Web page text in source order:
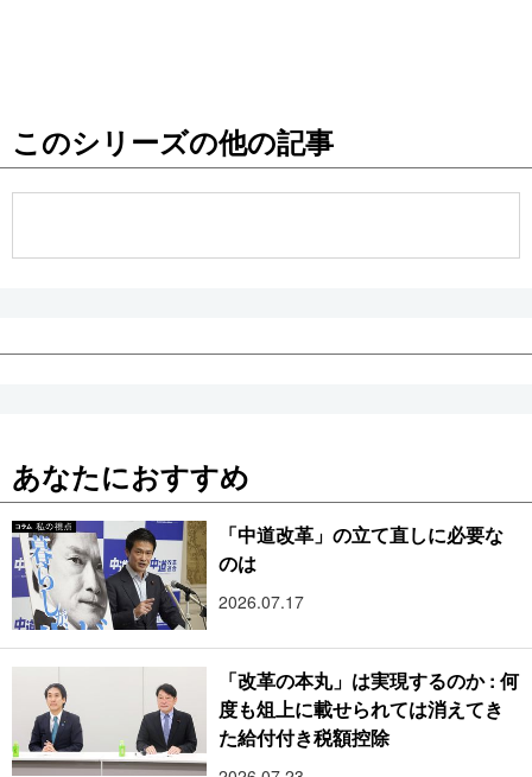
公式SNS
このシリーズの他の記事
あなたにおすすめ
「中道改革」の立て直しに必要な
のは
2026.07.17
「改革の本丸」は実現するのか : 何
度も俎上に載せられては消えてき
た給付付き税額控除